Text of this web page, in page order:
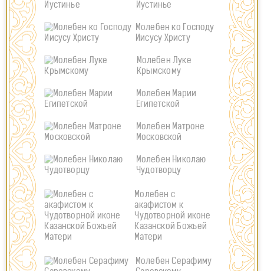
Иустинье
Молебен ко Господу
Иисусу Христу
Молебен Луке
Крымскому
Молебен Марии
Египетской
Молебен Матроне
Московской
Молебен Николаю
Чудотворцу
Молебен с
акафистом к
Чудотворной иконе
Казанской Божьей
Матери
Молебен Серафиму